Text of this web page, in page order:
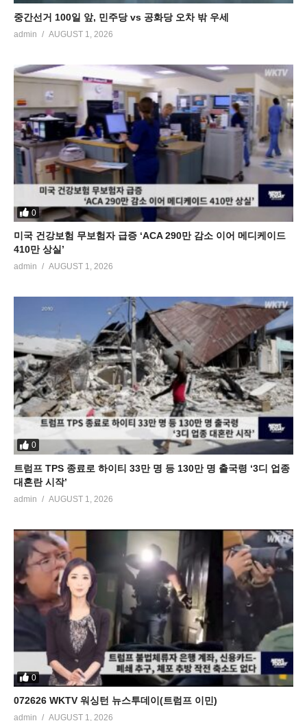
중간선거 100일 앞, 민주당 vs 공화당 오차 밖 우세
admin AUGUST 1, 2026
0
미국 건강보험 무보험자 급증 ‘ACA 290만 감소 이어 메디케이드
410만 상실’
admin AUGUST 1, 2026
0
트럼프 TPS 종료로 하이티 33만 명 등 130만 명 출국령 ‘3디 업종
대혼란 시작’
admin AUGUST 1, 2026
0
072626 WKTV 워싱턴 뉴스투데이(트럼프 이민)
admin AUGUST 1, 2026